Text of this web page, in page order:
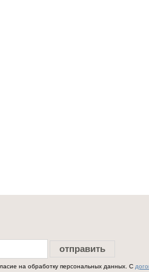
отправить
на обработку персональных данных. С